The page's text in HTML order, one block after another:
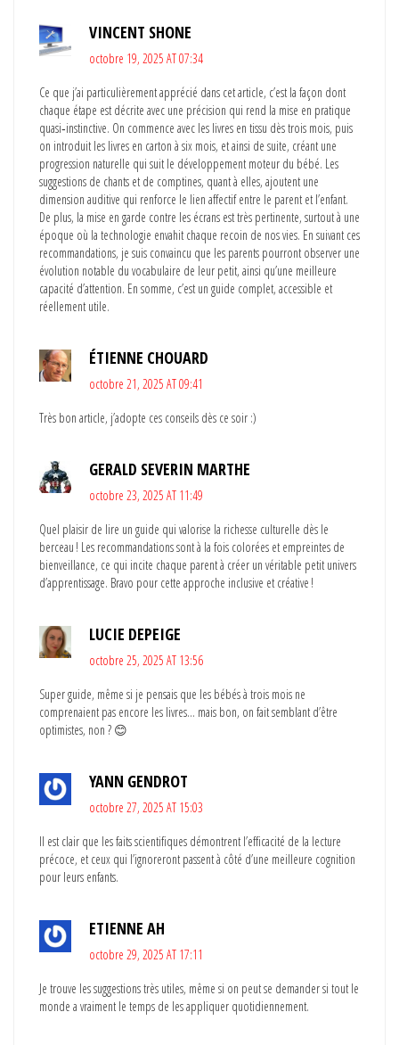
VINCENT SHONE
octobre 19, 2025 AT 07:34
Ce que j’ai particulièrement apprécié dans cet article, c’est la façon dont
chaque étape est décrite avec une précision qui rend la mise en pratique
quasi‑instinctive. On commence avec les livres en tissu dès trois mois, puis
on introduit les livres en carton à six mois, et ainsi de suite, créant une
progression naturelle qui suit le développement moteur du bébé. Les
suggestions de chants et de comptines, quant à elles, ajoutent une
dimension auditive qui renforce le lien affectif entre le parent et l’enfant.
De plus, la mise en garde contre les écrans est très pertinente, surtout à une
époque où la technologie envahit chaque recoin de nos vies. En suivant ces
recommandations, je suis convaincu que les parents pourront observer une
évolution notable du vocabulaire de leur petit, ainsi qu’une meilleure
capacité d’attention. En somme, c’est un guide complet, accessible et
réellement utile.
ÉTIENNE CHOUARD
octobre 21, 2025 AT 09:41
Très bon article, j’adopte ces conseils dès ce soir :)
GERALD SEVERIN MARTHE
octobre 23, 2025 AT 11:49
Quel plaisir de lire un guide qui valorise la richesse culturelle dès le
berceau ! Les recommandations sont à la fois colorées et empreintes de
bienveillance, ce qui incite chaque parent à créer un véritable petit univers
d’apprentissage. Bravo pour cette approche inclusive et créative !
LUCIE DEPEIGE
octobre 25, 2025 AT 13:56
Super guide, même si je pensais que les bébés à trois mois ne
comprenaient pas encore les livres… mais bon, on fait semblant d’être
optimistes, non ? 😊
YANN GENDROT
octobre 27, 2025 AT 15:03
Il est clair que les faits scientifiques démontrent l’efficacité de la lecture
précoce, et ceux qui l’ignoreront passent à côté d’une meilleure cognition
pour leurs enfants.
ETIENNE AH
octobre 29, 2025 AT 17:11
Je trouve les suggestions très utiles, même si on peut se demander si tout le
monde a vraiment le temps de les appliquer quotidiennement.